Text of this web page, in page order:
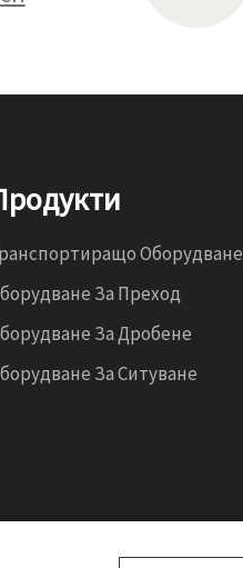
Оборудване
За Преход
За Дробене
За Ситуване